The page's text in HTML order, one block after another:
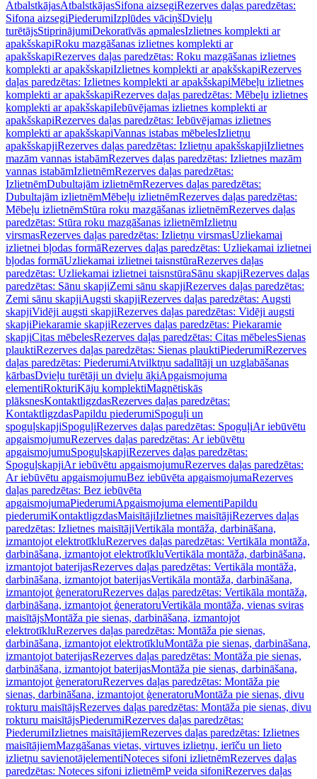
AtbalstkājasAtbalstkājasSifona aizsegiRezerves daļas paredzētas:
Sifona aizsegiPiederumiIzplūdes vāciņšDvieļu
turētājsStiprinājumiDekoratīvās apmalesIzlietnes komplekti ar
apakšskapiRoku mazgāšanas izlietnes komplekti ar
apakšskapiRezerves daļas paredzētas: Roku mazgāšanas izlietnes
komplekti ar apakšskapiIzlietnes komplekti ar apakšskapiRezerves
daļas paredzētas: Izlietnes komplekti ar apakšskapiMēbeļu izlietnes
komplekti ar apakšskapiRezerves daļas paredzētas: Mēbeļu izlietnes
komplekti ar apakšskapiIebūvējamas izlietnes komplekti ar
apakšskapiRezerves daļas paredzētas: Iebūvējamas izlietnes
komplekti ar apakšskapiVannas istabas mēbelesIzlietņu
apakšskapjiRezerves daļas paredzētas: Izlietņu apakšskapjiIzlietnes
mazām vannas istabāmRezerves daļas paredzētas: Izlietnes mazām
vannas istabāmIzlietnēmRezerves daļas paredzētas:
IzlietnēmDubultajām izlietnēmRezerves daļas paredzētas:
Dubultajām izlietnēmMēbeļu izlietnēmRezerves daļas paredzētas:
Mēbeļu izlietnēmStūra roku mazgāšanas izlietnēmRezerves daļas
paredzētas: Stūra roku mazgāšanas izlietnēmIzlietņu
virsmasRezerves daļas paredzētas: Izlietņu virsmasUzliekamai
izlietnei bļodas formāRezerves daļas paredzētas: Uzliekamai izlietnei
bļodas formāUzliekamai izlietnei taisnstūraRezerves daļas
paredzētas: Uzliekamai izlietnei taisnstūraSānu skapjiRezerves daļas
paredzētas: Sānu skapjiZemi sānu skapjiRezerves daļas paredzētas:
Zemi sānu skapjiAugsti skapjiRezerves daļas paredzētas: Augsti
skapjiVidēji augsti skapjiRezerves daļas paredzētas: Vidēji augsti
skapjiPiekaramie skapjiRezerves daļas paredzētas: Piekaramie
skapjiCitas mēbelesRezerves daļas paredzētas: Citas mēbelesSienas
plauktiRezerves daļas paredzētas: Sienas plauktiPiederumiRezerves
daļas paredzētas: PiederumiAtvilktņu sadalītāji un uzglabāšanas
kārbasDvieļu turētāji un dvieļu āķiApgaismojuma
elementiRokturiKāju komplektiMagnētiskās
plāksnesKontaktligzdasRezerves daļas paredzētas:
KontaktligzdasPapildu piederumiSpoguļi un
spoguļskapjiSpoguļiRezerves daļas paredzētas: SpoguļiAr iebūvētu
apgaismojumuRezerves daļas paredzētas: Ar iebūvētu
apgaismojumuSpoguļskapjiRezerves daļas paredzētas:
SpoguļskapjiAr iebūvētu apgaismojumuRezerves daļas paredzētas:
Ar iebūvētu apgaismojumuBez iebūvēta apgaismojumaRezerves
daļas paredzētas: Bez iebūvēta
apgaismojumaPiederumiApgaismojuma elementiPapildu
piederumiKontaktligzdasMaisītājiIzlietnes maisītājiRezerves daļas
paredzētas: Izlietnes maisītājiVertikāla montāža, darbināšana,
izmantojot elektrotīkluRezerves daļas paredzētas: Vertikāla montāža,
darbināšana, izmantojot elektrotīkluVertikāla montāža, darbināšana,
izmantojot baterijasRezerves daļas paredzētas: Vertikāla montāža,
darbināšana, izmantojot baterijasVertikāla montāža, darbināšana,
izmantojot ģeneratoruRezerves daļas paredzētas: Vertikāla montāža,
darbināšana, izmantojot ģeneratoruVertikāla montāža, vienas sviras
maisītājsMontāža pie sienas, darbināšana, izmantojot
elektrotīkluRezerves daļas paredzētas: Montāža pie sienas,
darbināšana, izmantojot elektrotīkluMontāža pie sienas, darbināšana,
izmantojot baterijasRezerves daļas paredzētas: Montāža pie sienas,
darbināšana, izmantojot baterijasMontāža pie sienas, darbināšana,
izmantojot ģeneratoruRezerves daļas paredzētas: Montāža pie
sienas, darbināšana, izmantojot ģeneratoruMontāža pie sienas, divu
rokturu maisītājsRezerves daļas paredzētas: Montāža pie sienas, divu
rokturu maisītājsPiederumiRezerves daļas paredzētas:
PiederumiIzlietnes maisītājiemRezerves daļas paredzētas: Izlietnes
maisītājiemMazgāšanas vietas, virtuves izlietņu, ierīču un lieto
izlietņu savienotājelementiNoteces sifoni izlietnēmRezerves daļas
paredzētas: Noteces sifoni izlietnēmP veida sifoniRezerves daļas